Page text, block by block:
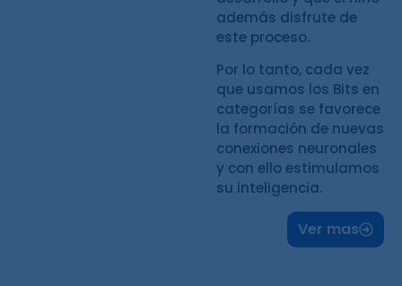
además disfrute de
este proceso.
Por lo tanto, cada vez
que usamos los Bits en
categorías se favorece
la formación de nuevas
conexiones neuronales
y con ello estimulamos
su inteligencia.
Ver mas